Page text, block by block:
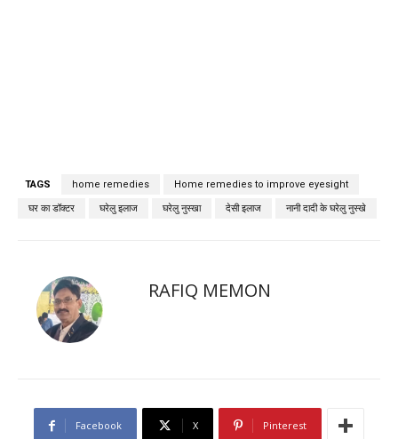
TAGS home remedies Home remedies to improve eyesight
घर का डॉक्टर घरेलु इलाज घरेलु नुस्खा देसी इलाज नानी दादी के घरेलु नुस्खे
RAFIQ MEMON
Facebook X Pinterest